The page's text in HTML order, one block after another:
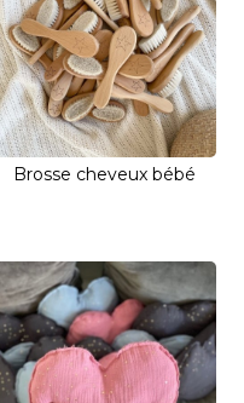
Brosse cheveux bébé